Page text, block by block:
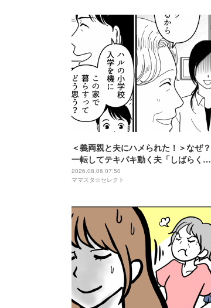
＜義両親と夫にハメられた！＞なぜ？
一転してテキパキ動く夫「しばらく同
居」提案され【第4話まんが】
2026.08.06 07:50
ママスタ☆セレクト